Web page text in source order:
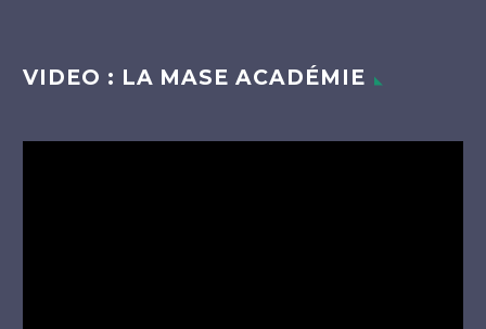
VIDEO : LA MASE ACADÉMIE